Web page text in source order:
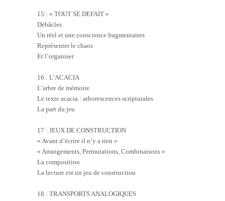
15 : « TOUT SE DEFAIT »
Débâcles
Un réel et une conscience fragmentaires
Représenter le chaos
Et l’organiser
16 : L’ACACIA
L’arbre de mémoire
Le texte acacia : arborescences scripturales
La part du jeu
17 : JEUX DE CONSTRUCTION
« Avant d’écrire il n’y a rien »
« Arrangements, Permutations, Combinaisons »
La composition
La lecture est un jeu de construction
18 : TRANSPORTS ANALOGIQUES